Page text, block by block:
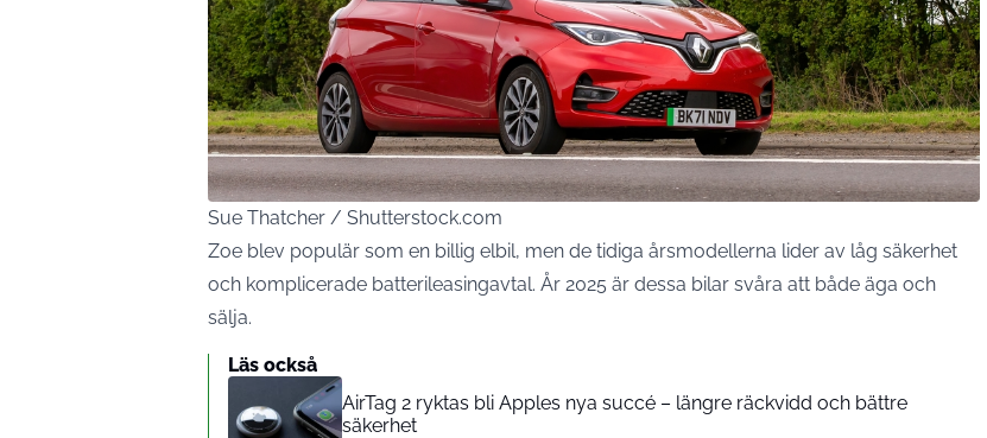
Sue Thatcher / Shutterstock.com
Zoe blev populär som en billig elbil, men de tidiga årsmodellerna lider av låg säkerhet
och komplicerade batterileasingavtal. År 2025 är dessa bilar svåra att både äga och
sälja.
Läs också
AirTag 2 ryktas bli Apples nya succé – längre räckvidd och bättre
säkerhet